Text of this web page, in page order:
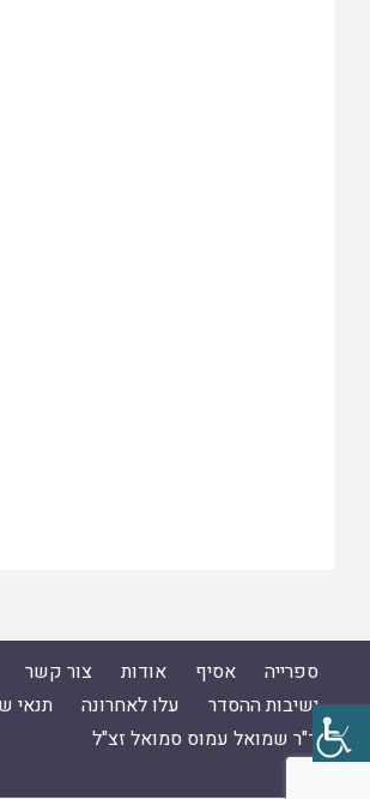
ספרייה אסיף אודות צור קשר
ישיבות ההסדר
עלו לאחרונה תנאי
ד"ר שמואל עמוס סמואל זצ"ל